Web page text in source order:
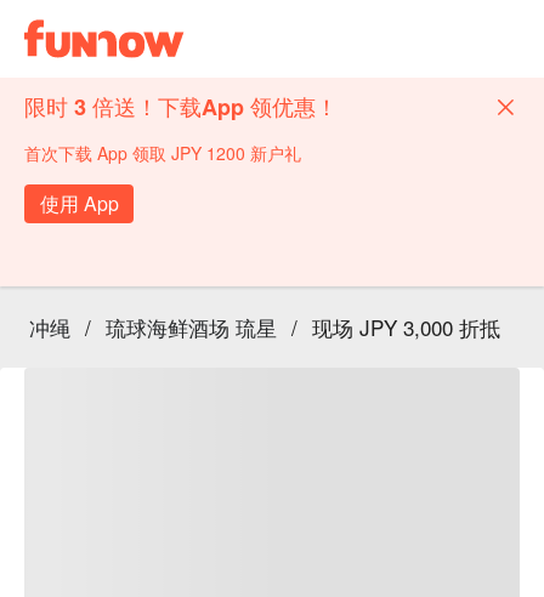
限时 3 倍送！下载App 领优惠！
首次下载 App 领取 JPY 1200 新户礼
使用 App
冲绳 / 琉球海鲜酒场 琉星 / 现场 JPY 3,000 折抵